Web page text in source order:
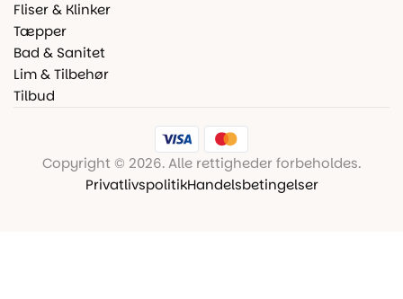
Fliser & Klinker
Tæpper
Bad & Sanitet
Lim & Tilbehør
Tilbud
Copyright © 2026. Alle rettigheder forbeholdes.
PrivatlivspolitikHandelsbetingelser